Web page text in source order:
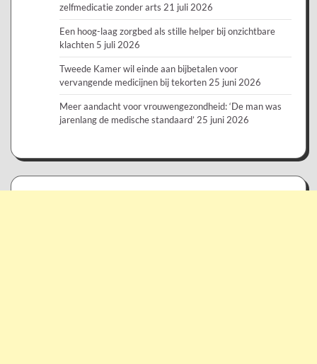
zelfmedicatie zonder arts 21 juli 2026
Een hoog-laag zorgbed als stille helper bij onzichtbare
klachten 5 juli 2026
Tweede Kamer wil einde aan bijbetalen voor
vervangende medicijnen bij tekorten 25 juni 2026
Meer aandacht voor vrouwengezondheid: ‘De man was
jarenlang de medische standaard’ 25 juni 2026